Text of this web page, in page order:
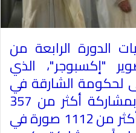
الدورة الرابعة من
"إكسبوجر"، الذي
لحكومة الشارقة في
مركز إكسبو الشارقة، بمشاركة أكثر من 357
مصوراً عالمياً يقدمون أكثر من 1112 صورة في